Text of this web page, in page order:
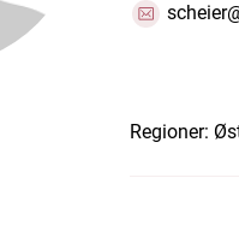
Regioner: